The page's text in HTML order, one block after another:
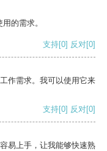
的需求。
支持[0] 反对[0]
作需求。我可以使用它来
支持[0] 反对[0]
易上手，让我能够快速熟